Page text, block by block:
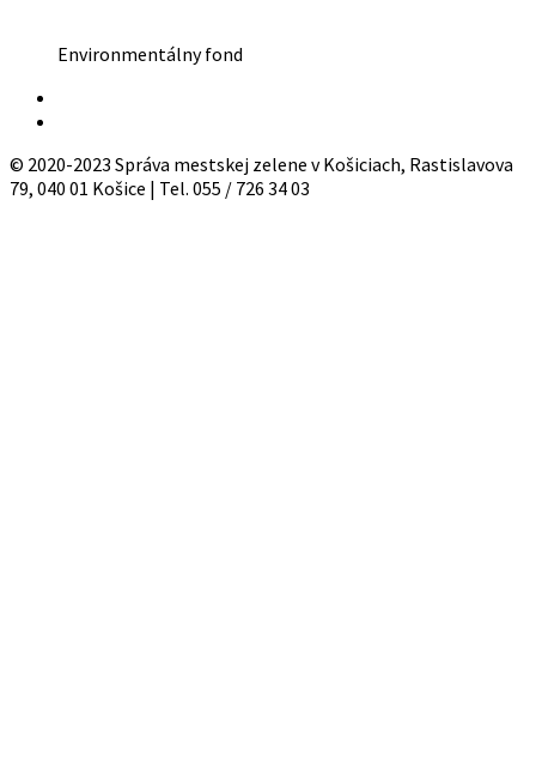
Environmentálny fond
© 2020-2023 Správa mestskej zelene v Košiciach, Rastislavova
79, 040 01 Košice | Tel. 055 / 726 34 03